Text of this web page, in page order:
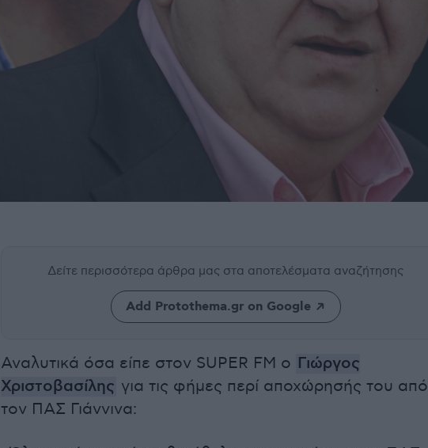
Δείτε περισσότερα άρθρα μας στα αποτελέσματα αναζήτησης
Add Protothema.gr on Google
Αναλυτικά όσα είπε στον SUPER FM ο Γιώργος
Χριστοβασίλης για τις φήμες περί αποχώρησής του από
τον ΠΑΣ Γιάννινα: